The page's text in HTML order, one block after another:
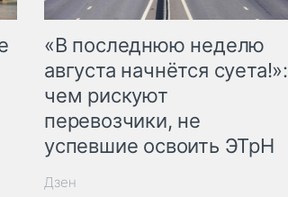
«В последнюю неделю
августа начнётся суета!»:
чем рискуют
перевозчики, не
успевшие освоить ЭТрН
Дзен